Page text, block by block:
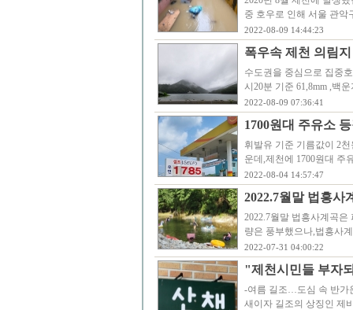
중 호우로 인해 서울 관
2022-08-09 14:44:23
폭우속 제천 의림
수도권을 중심으로 집중
시20분 기준 61,8mm ,백
2022-08-09 07:36:41
1700원대 주유소
휘발유 기준 기름값이 2
운데,제천에 1700원대 주
2022-08-04 14:57:47
2022.7월말 법흥사
2022.7월말 법흥사계곡
량은 풍부했으나,법흥사
2022-07-31 04:00:22
"제천시민들 부자
-여름 길조…도심 속 반가
새이자 길조의 상징인 제